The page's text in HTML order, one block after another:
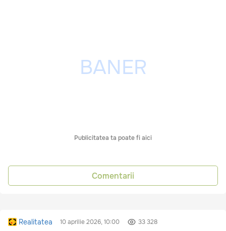
Publicitatea ta poate fi aici
Comentarii
Realitatea 10 aprilie 2026, 10:00 33 328